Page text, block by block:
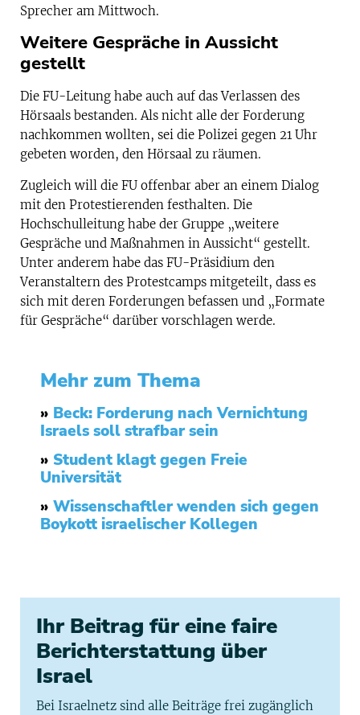
Sprecher am Mittwoch.
Weitere Gespräche in Aussicht
gestellt
Die FU-Leitung habe auch auf das Verlassen des
Hörsaals bestanden. Als nicht alle der Forderung
nachkommen wollten, sei die Polizei gegen 21 Uhr
gebeten worden, den Hörsaal zu räumen.
Zugleich will die FU offenbar aber an einem Dialog
mit den Protestierenden festhalten. Die
Hochschulleitung habe der Gruppe „weitere
Gespräche und Maßnahmen in Aussicht“ gestellt.
Unter anderem habe das FU-Präsidium den
Veranstaltern des Protestcamps mitgeteilt, dass es
sich mit deren Forderungen befassen und „Formate
für Gespräche“ darüber vorschlagen werde.
Mehr zum Thema
» Beck: Forderung nach Vernichtung
Israels soll strafbar sein
» Student klagt gegen Freie
Universität
» Wissenschaftler wenden sich gegen
Boykott israelischer Kollegen
Ihr Beitrag für eine faire
Berichterstattung über
Israel
Bei Israelnetz sind alle Beiträge frei zugänglich